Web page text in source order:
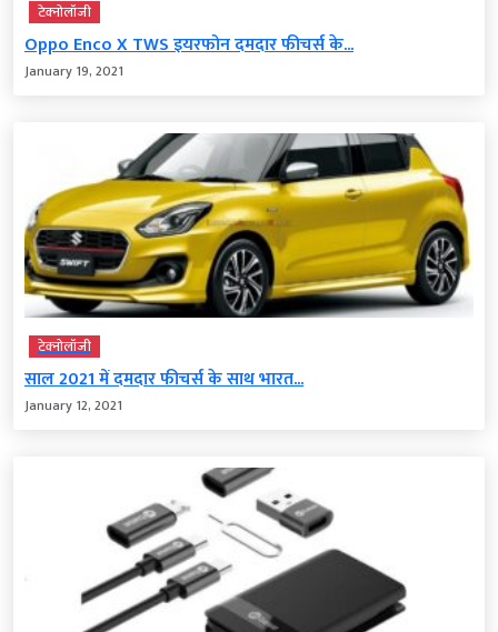
टेक्‍नोलॉजी
Oppo Enco X TWS इयरफोन दमदार फीचर्स के...
January 19, 2021
टेक्‍नोलॉजी
साल 2021 में दमदार फीचर्स के साथ भारत...
January 12, 2021